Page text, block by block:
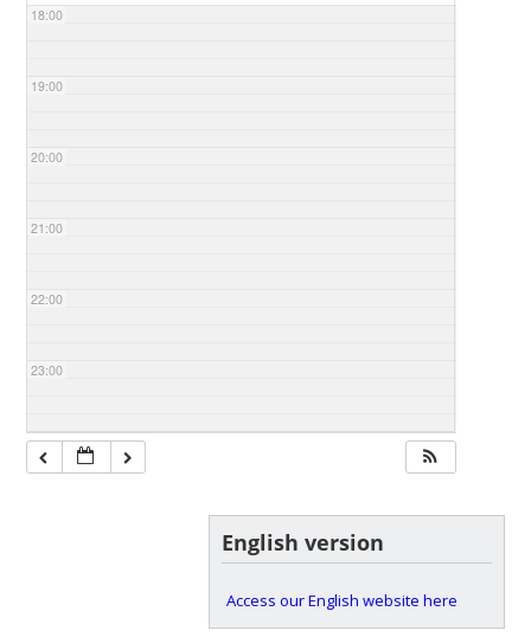
18:00
19:00
20:00
21:00
22:00
23:00
English version
Access our English website here